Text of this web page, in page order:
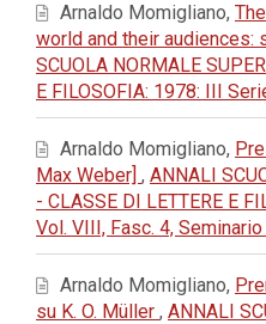
Arnaldo Momigliano,
world and their audiences:
SCUOLA NORMALE
E FILOSOFIA: 1978: III
Arnaldo Momigliano,
Max Weber] , ANNALI
- CLASSE DI LETTERE E
Vol. VIII, Fasc. 4,
Arnaldo Momigliano,
su K. O. Müller , ANNALI